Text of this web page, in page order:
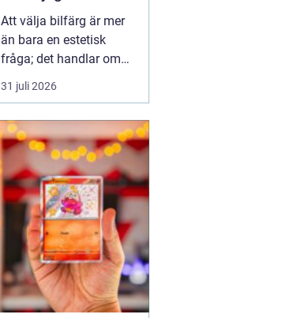
Att välja bilfärg är mer
än bara en estetisk
fråga; det handlar om
stil, personlighet och
ibland till och med
kan påverka allt från
dess andrahandsvärde
till hur den syns i trafik...
31 juli 2026